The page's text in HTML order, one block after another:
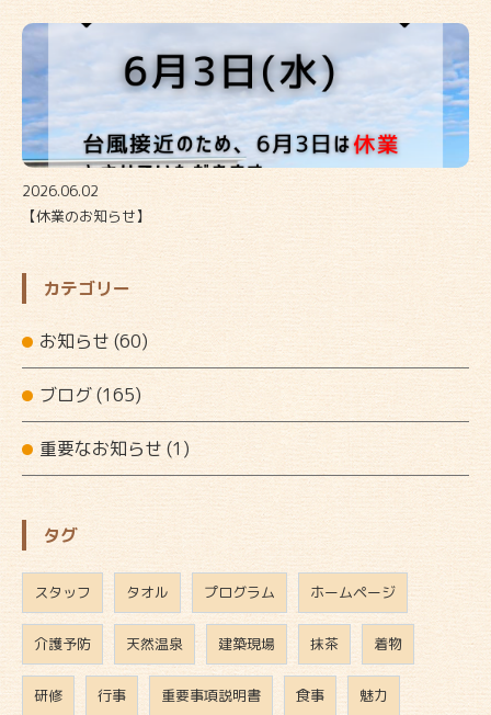
2026.06.02
【休業のお知らせ】
カテゴリー
お知らせ (60)
ブログ(165)
重要なお知らせ (1)
タグ
スタッフ タオル プログラム ホームページ
介護予防 天然温泉 建築現場 抹茶 着物
研修 行事 重要事項説明書 食事 魅力